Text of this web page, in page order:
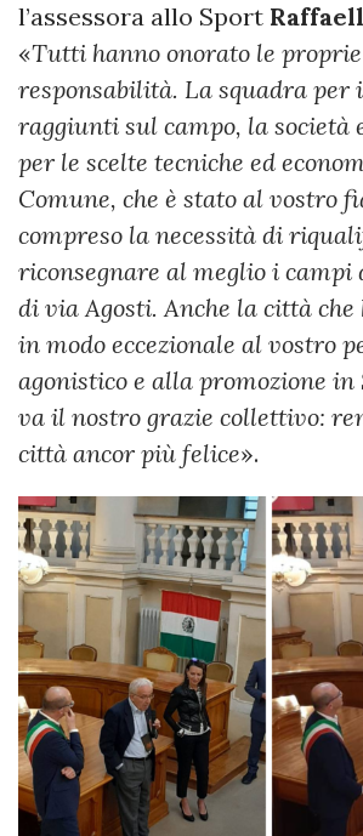
l’assessora allo Sport
«Tutti hanno onorato le proprie
responsabilità. La squadra
raggiunti sul campo, la società
per le scelte tecniche ed
Comune, che è stato al vostro
compreso la necessità di
riconsegnare al meglio i campi
di via Agosti. Anche la città
in modo eccezionale al vostro
agonistico e alla promozione in
va il nostro grazie collettivo:
città ancor più felice».